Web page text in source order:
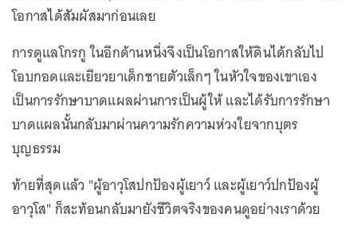
โอกาสได้สัมผัสมาก่อนเลย
การดูแลโกรกู ในอีกด้านหนึ่งจึงเป็นโอกาสให้ดินได้กลับไป
โอบกอดและเยียวยาเด็กชายตัวเล็กๆ ในหัวใจของเขาเอง
เป็นการรักษาบาดแผลผ่านการเป็นผู้ให้ และได้รับการรักษา
บาดแผลนั้นกลับมาผ่านความรักความห่วงใยจากบุตร
บุญธรรม
ท้ายที่สุดแล้ว "ผู้อาวุโสปกป้องผู้เยาว์ และผู้เยาว์ปกป้องผู้
อาวุโส" ก็สะท้อนกลับมายังชีวิตจริงของคนดูอย่างเราด้วย